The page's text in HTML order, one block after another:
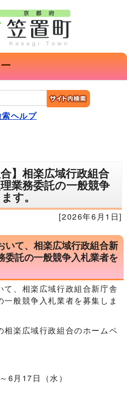
索ヘルプ
】相楽広域行政組合
業務委託の一般競争
す。
[2026年6月1日]
いて、相楽広域行政組合新
委託の一般競争入札業者を
て、相楽広域行政組合新庁舎
般競争入札業者を募集しま
相楽広域行政組合のホームペ
6月17日（水）